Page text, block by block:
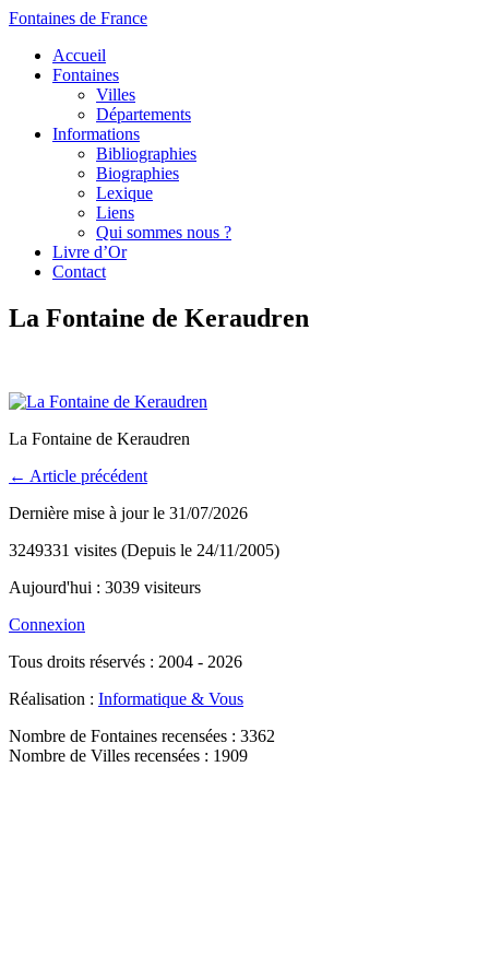
Fontaines de France
Accueil
Fontaines
Villes
Départements
Informations
Bibliographies
Biographies
Lexique
Liens
Qui sommes nous ?
Livre d’Or
Contact
La Fontaine de Keraudren
La Fontaine de Keraudren
← Article précédent
Dernière mise à jour le 31/07/2026
3249331 visites (Depuis le 24/11/2005)
Aujourd'hui : 3039 visiteurs
Connexion
Tous droits réservés : 2004 - 2026
Réalisation : Informatique & Vous
Nombre de Fontaines recensées : 3362
Nombre de Villes recensées : 1909